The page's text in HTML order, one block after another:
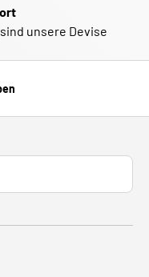
unsere Devise